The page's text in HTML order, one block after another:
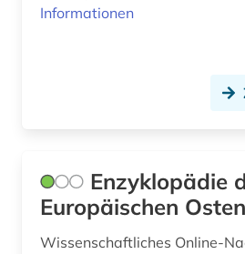
Informationen
Enzyklopädie
Europäischen
Wissenschaftliches Online-